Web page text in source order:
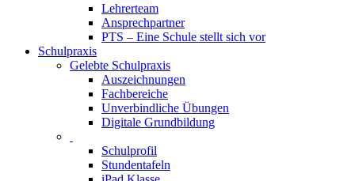
Lehrerteam
Ansprechpartner
PTS – Eine Schule stellt sich vor
Schulpraxis
Gelebte Schulpraxis
Auszeichnungen
Fachbereiche
Unverbindliche Übungen
Digitale Grundbildung
Schulprofil
Stundentafeln